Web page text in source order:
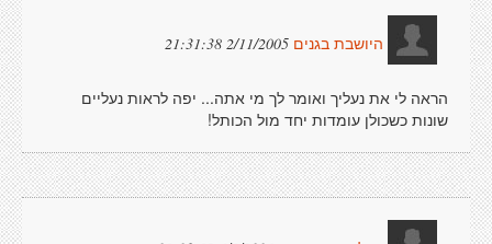
היושבת בגנים 2/11/2005 21:31:38
הראה לי את נעליך ואומר לך מי אתה... יפה לראות נעליים
שונות כשכולן עומדות יחד מול הכותל!